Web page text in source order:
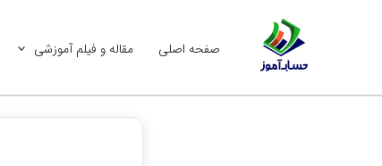
صفحه اصلی مقاله و فیلم آموزشی